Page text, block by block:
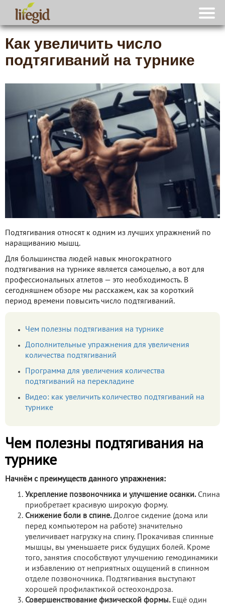
Как увеличить число
подтягиваний на турнике
Подтягивания относят к одним из лучших упражнений по
наращиванию мышц.
Для большинства людей навык многократного
подтягивания на турнике является самоцелью, а вот для
профессиональных атлетов — это необходимость. В
сегодняшнем обзоре мы расскажем, как за короткий
период времени повысить число подтягиваний.
Чем полезны подтягивания на турнике
Дополнительные упражнения для увеличения
количества подтягиваний
Программа для увеличения количества
подтягиваний на перекладине
Видео: как увеличить количество подтягиваний на
турнике
Чем полезны подтягивания на
турнике
Начнём с преимуществ данного упражнения:
Укрепление позвоночника и улучшение осанки. Спина
приобретает красивую широкую форму.
Снижение боли в спине. Долгое сидение (дома или
перед компьютером на работе) значительно
увеличивает нагрузку на спину. Прокачивая спинные
мышцы, вы уменьшаете риск будущих болей. Кроме
того, занятия способствуют улучшению гемодинамики
и избавлению от неприятных ощущений в спинном
отделе позвоночника. Подтягивания выступают
хорошей профилактикой остеохондроза.
Совершенствование физической формы.Ещё один